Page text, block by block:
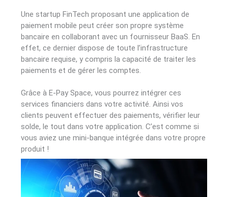
Une startup FinTech proposant une application de
paiement mobile peut créer son propre système
bancaire en collaborant avec un fournisseur BaaS. En
effet, ce dernier dispose de toute l’infrastructure
bancaire requise, y compris la capacité de traiter les
paiements et de gérer les comptes.
Grâce à E-Pay Space, vous pourrez intégrer ces
services financiers dans votre activité. Ainsi vos
clients peuvent effectuer des paiements, vérifier leur
solde, le tout dans votre application. C’est comme si
vous aviez une mini-banque intégrée dans votre propre
produit !